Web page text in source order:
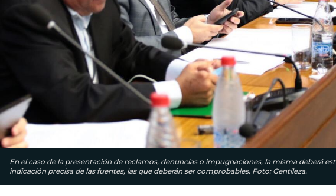
En el caso de la presentación de reclamos, denuncias o impugnaciones, la misma deberá
indicación precisa de las fuentes, las que deberán ser comprobables. Foto: Gentileza.